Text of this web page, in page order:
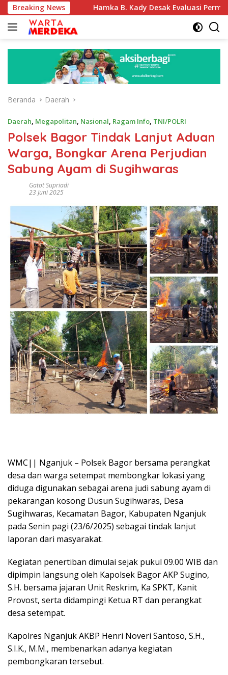
Langsung
ke
konten
Breaking NewsHamka B. Kady Desak Evaluasi Permenhub
Beranda Daerah
Daerah, Megapolitan, Nasional, Ragam Info, TNI/POLRI
Polsek Bagor Tindak Lanjut Aduan
Warga, Bongkar Arena Perjudian
Sabung Ayam di Sugihwaras
Gatot Supriadi
23 Juni 2025
WMC|| Nganjuk – Polsek Bagor bersama perangkat
desa dan warga setempat membongkar lokasi yang
diduga digunakan sebagai arena judi sabung ayam di
pekarangan kosong Dusun Sugihwaras, Desa
Sugihwaras, Kecamatan Bagor, Kabupaten Nganjuk
pada Senin pagi (23/6/2025) sebagai tindak lanjut
laporan dari masyarakat.
Kegiatan penertiban dimulai sejak pukul 09.00 WIB dan
dipimpin langsung oleh Kapolsek Bagor AKP Sugino,
S.H. bersama jajaran Unit Reskrim, Ka SPKT, Kanit
Provost, serta didampingi Ketua RT dan perangkat
desa setempat.
Kapolres Nganjuk AKBP Henri Noveri Santoso, S.H.,
S.I.K., M.M., membenarkan adanya kegiatan
pembongkaran tersebut.